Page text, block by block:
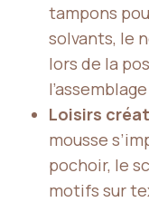
tampons
solvants, le
lors de la
Loisirs
mousse
pochoir, le
motifs sur